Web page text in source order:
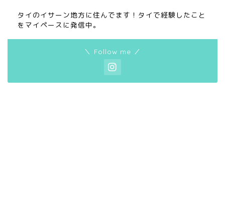
タイのイサーン地方に住んでます！タイで経験したこと
をマイペースに発信中。
＼ Follow me ／